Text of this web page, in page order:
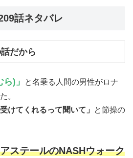
話ネタバレ
だから
)」
と名乗る人間の男性がロナ
。
けてくれるって聞いて」
と節操の
ステールのNASHウォーク